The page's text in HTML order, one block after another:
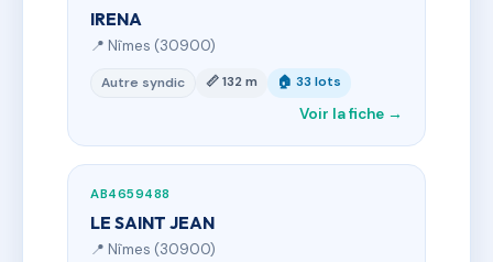
IRENA
📍 Nîmes (30900)
Autre syndic 📏 132 m 🏠 33 lots
Voir la fiche →
AB4659488
LE SAINT JEAN
📍 Nîmes (30900)